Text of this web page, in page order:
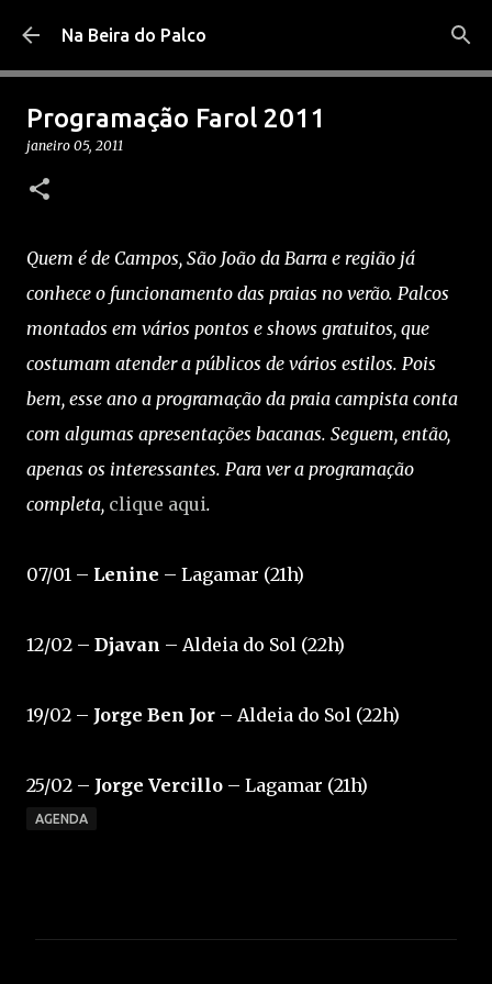
Pular para o conteúdo principal
Na Beira do Palco
Programação Farol 2011
janeiro 05, 2011
Quem é de Campos, São João da Barra e região já
conhece o funcionamento das praias no verão. Palcos
montados em vários pontos e shows gratuitos, que
costumam atender a públicos de vários estilos. Pois
bem, esse ano a programação da praia campista conta
com algumas apresentações bacanas. Seguem, então,
apenas os interessantes. Para ver a programação
completa, clique aqui.
07/01 – Lenine – Lagamar (21h)
12/02 – Djavan – Aldeia do Sol (22h)
19/02 – Jorge Ben Jor – Aldeia do Sol (22h)
25/02 – Jorge Vercillo – Lagamar (21h)
AGENDA